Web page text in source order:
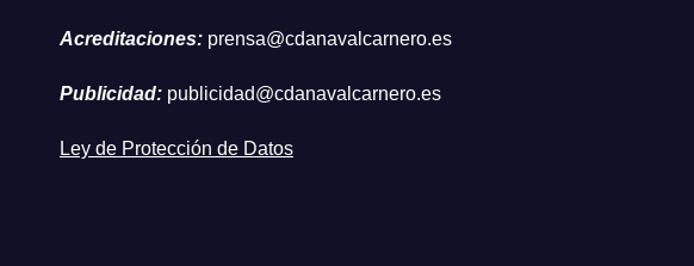
Acreditaciones: prensa@cdanavalcarnero.es
Publicidad: publicidad@cdanavalcarnero.es
Ley de Protección de Datos